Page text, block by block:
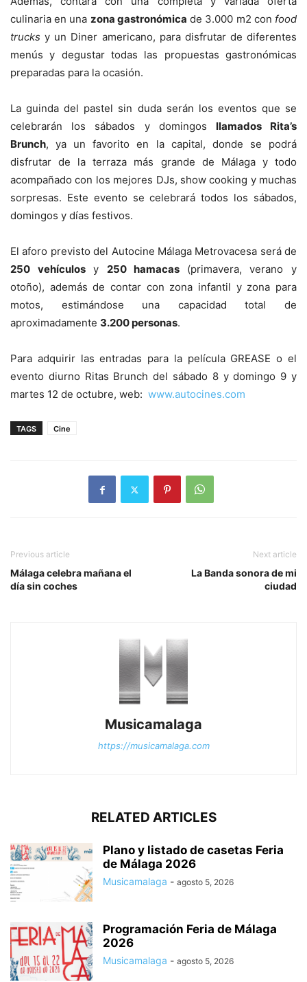
culinaria en una zona gastronómica de 3.000 m2 con food
trucks y un Diner americano, para disfrutar de diferentes
menús y degustar todas las propuestas gastronómicas
preparadas para la ocasión.
La guinda del pastel sin duda serán los eventos que se
celebrarán los sábados y domingos llamados Rita’s
Brunch, ya un favorito en la capital, donde se podrá
disfrutar de la terraza más grande de Málaga y todo
acompañado con los mejores DJs, show cooking y muchas
sorpresas. Este evento se celebrará todos los sábados,
domingos y días festivos.
El aforo previsto del Autocine Málaga Metrovacesa será de
250 vehículosy 250 hamacas (primavera, verano y
otoño), además de contar con zona infantil y zona para
motos, estimándose una capacidad total de
aproximadamente 3.200 personas.
Para adquirir las entradas para la película GREASE o el
evento diurno Ritas Brunch del sábado 8 y domingo 9 y
martes 12 de octubre, web: www.autocines.com
TAGS Cine
Previous article
Málaga celebra mañana el
día sin coches
Next article
La Banda sonora de mi
ciudad
Musicamalaga
https://musicamalaga.com
RELATED ARTICLES
Plano y listado de casetas Feria
de Málaga 2026
Musicamalaga - agosto 5, 2026
Programación Feria de Málaga
2026
Musicamalaga - agosto 5, 2026